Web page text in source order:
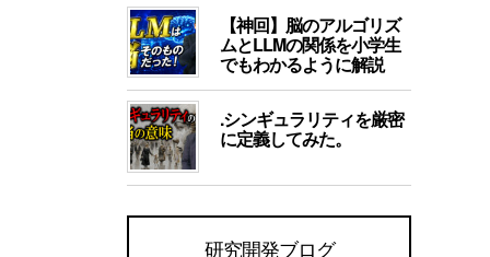
【神回】脳のアルゴリズ
ムとLLMの関係を小学生
でもわかるように解説
.シンギュラリティを厳密
に定義してみた。
研究開発ブログ